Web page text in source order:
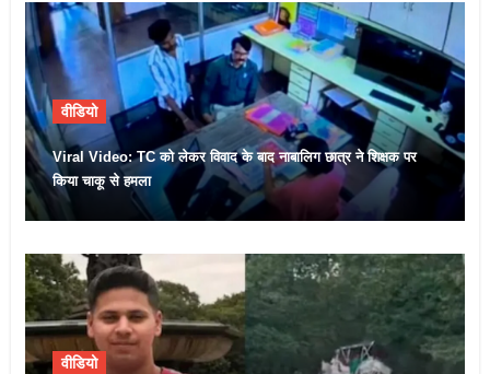
वीडियो
Viral Video: TC को लेकर विवाद के बाद नाबालिग छात्र ने शिक्षक पर
किया चाकू से हमला
वीडियो